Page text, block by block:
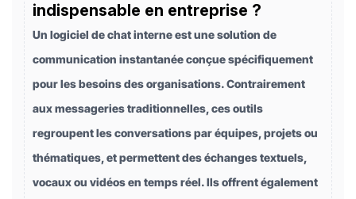
indispensable en entreprise ?
Un logiciel de chat interne est une solution de
communication instantanée conçue spécifiquement
pour les besoins des organisations. Contrairement
aux messageries traditionnelles, ces outils
regroupent les conversations par équipes, projets ou
thématiques, et permettent des échanges textuels,
vocaux ou vidéos en temps réel. Ils offrent également